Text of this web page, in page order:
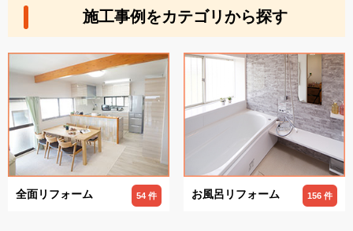
施工事例をカテゴリから探す
全面リフォーム 54 件 お風呂リフォーム 156 件